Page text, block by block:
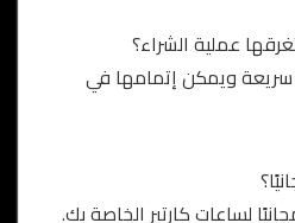
ويمكن إتمامها في
لساعات كارتير الخاصة بك.